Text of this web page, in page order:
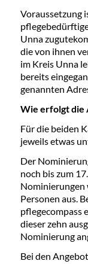
Voraussetzung
Unna
die von ihnen
im Kreis Unna
bereits
genannten
Wie erfolgt die
Für die beiden
jeweils etwas
Der
noch bis zum
Nominierungen
Personen aus.
pflegecompass
dieser zehn
Nominierung
Bei den